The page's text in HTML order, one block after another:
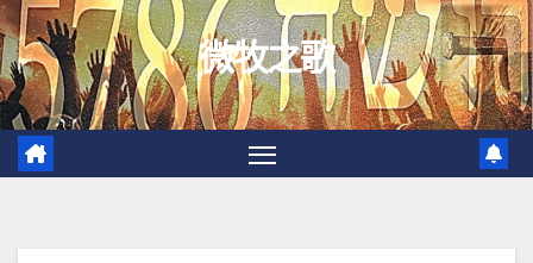
跳
至
内
容
微牧之歌